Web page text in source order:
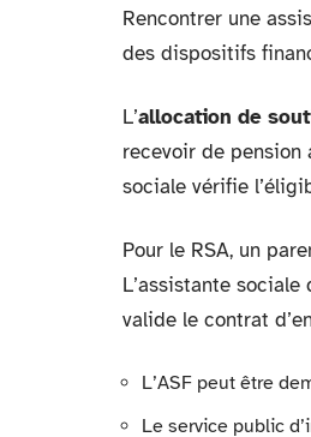
Rencontrer une
des dispositifs
L’allocation de
recevoir de pension
sociale vérifie
Pour le RSA, un
L’assistante
valide le contrat
L’ASF peut être
Le service public